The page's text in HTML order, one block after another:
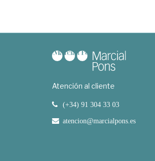
Atención al cliente
(+34) 91 304 33 03
atencion@marcialpons.es